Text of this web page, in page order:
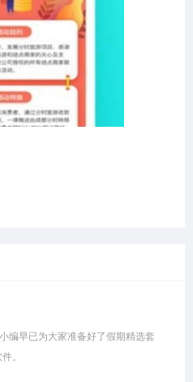
编早已为大家准备好了假期精选套
。